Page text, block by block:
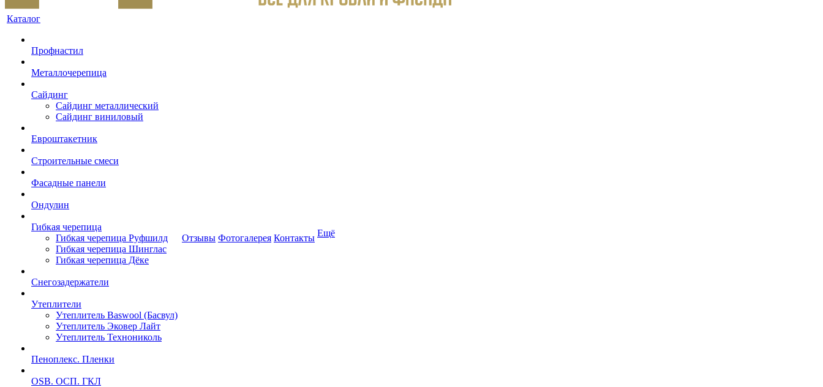
Каталог
Профнастил
Металлочерепица
Сайдинг
Сайдинг металлический
Сайдинг виниловый
Евроштакетник
Строительные смеси
Фасадные панели
Ондулин
Гибкая черепица
Гибкая черепица Руфшилд
Гибкая черепица Шинглас
Гибкая черепица Дёке
Снегозадержатели
Утеплители
Утеплитель Baswool (Басвул)
Утеплитель Эковер Лайт
Утеплитель Технониколь
Пеноплекс. Пленки
OSB. ОСП. ГКЛ
Отзывы Фотогалерея Контакты Ещё